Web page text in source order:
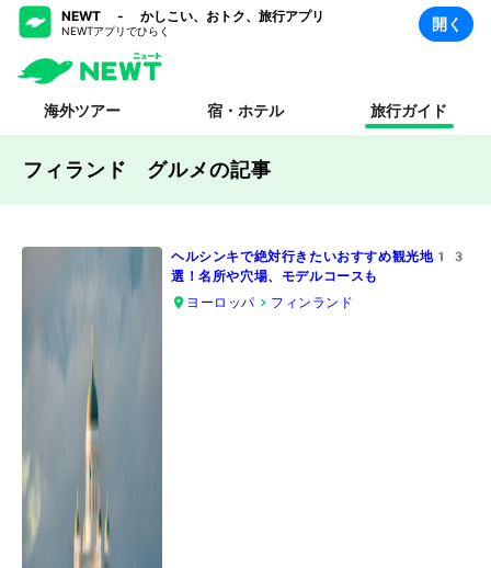
NEWT - かしこい、おトク、旅行アプリ
NEWTアプリでひらく 開く
海外ツアー 宿・ホテル 旅行ガイド
フィランド グルメの記事
ヘルシンキで絶対行きたいおすすめ観光地13
選！名所や穴場、モデルコースも
ヨーロッパ
フィンランド